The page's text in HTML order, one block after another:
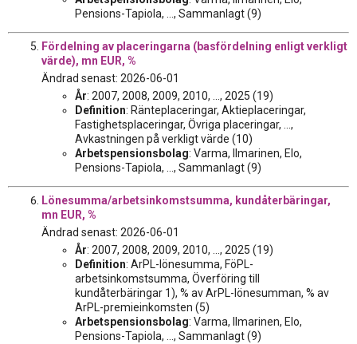
Pensions-Tapiola, ..., Sammanlagt (9)
Fördelning av placeringarna (basfördelning enligt verkligt
värde), mn EUR, %
Ändrad senast: 2026-06-01
År: 2007, 2008, 2009, 2010, ..., 2025 (19)
Definition: Ränteplaceringar, Aktieplaceringar,
Fastighetsplaceringar, Övriga placeringar, ...,
Avkastningen på verkligt värde (10)
Arbetspensionsbolag: Varma, Ilmarinen, Elo,
Pensions-Tapiola, ..., Sammanlagt (9)
Lönesumma/arbetsinkomstsumma, kundåterbäringar,
mn EUR, %
Ändrad senast: 2026-06-01
År: 2007, 2008, 2009, 2010, ..., 2025 (19)
Definition: ArPL-lönesumma, FöPL-
arbetsinkomstsumma, Överföring till
kundåterbäringar 1), % av ArPL-lönesumman, % av
ArPL-premieinkomsten (5)
Arbetspensionsbolag: Varma, Ilmarinen, Elo,
Pensions-Tapiola, ..., Sammanlagt (9)